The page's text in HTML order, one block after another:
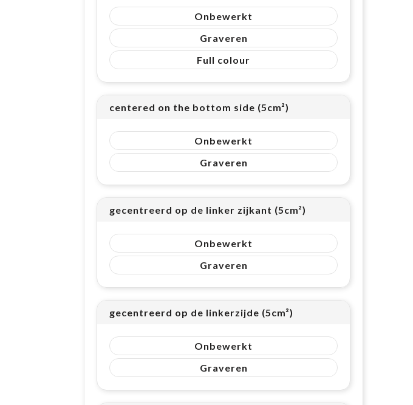
Onbewerkt
Graveren
Full colour
centered on the bottom side (5cm²)
Onbewerkt
Graveren
gecentreerd op de linker zijkant (5cm²)
Onbewerkt
Graveren
gecentreerd op de linkerzijde (5cm²)
Onbewerkt
Graveren